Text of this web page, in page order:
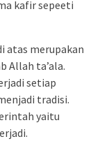
kafir sepeeti
atas merupakan
Allah ta’ala.
setiap
tradisi.
yaitu